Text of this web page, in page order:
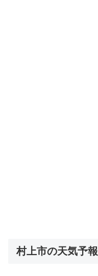
村上市の天気予報